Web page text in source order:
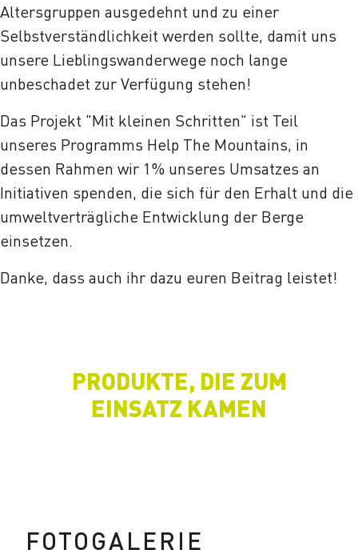
Altersgruppen ausgedehnt und zu einer
Selbstverständlichkeit werden sollte, damit uns
unsere Lieblingswanderwege noch lange
unbeschadet zur Verfügung stehen!
Das Projekt "Mit kleinen Schritten" ist Teil
unseres Programms Help The Mountains, in
dessen Rahmen wir 1% unseres Umsatzes an
Initiativen spenden, die sich für den Erhalt und die
umweltverträgliche Entwicklung der Berge
einsetzen.
Danke, dass auch ihr dazu euren Beitrag leistet!
PRODUKTE, DIE ZUM
EINSATZ KAMEN
FOTOGALERIE